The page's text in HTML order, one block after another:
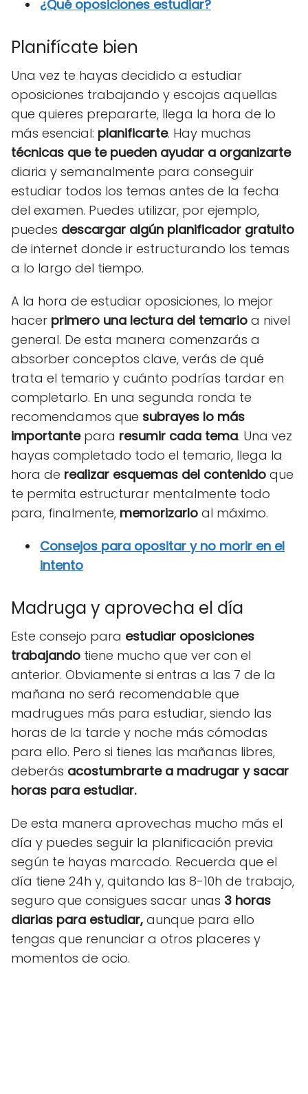
¿Qué oposiciones estudiar?
Planifícate bien
Una vez te hayas decidido a estudiar
oposiciones trabajando y escojas aquellas
que quieres prepararte, llega la hora de lo
más esencial: planificarte. Hay muchas
técnicas que te pueden ayudar a organizarte
diaria y semanalmente para conseguir
estudiar todos los temas antes de la fecha
del examen. Puedes utilizar, por ejemplo,
puedes descargar algún planificador gratuito
de internet donde ir estructurando los temas
a lo largo del tiempo.
A la hora de estudiar oposiciones, lo mejor
hacer primero una lectura del temario a nivel
general. De esta manera comenzarás a
absorber conceptos clave, verás de qué
trata el temario y cuánto podrías tardar en
completarlo. En una segunda ronda te
recomendamos que subrayes lo más
importante para resumir cada tema. Una vez
hayas completado todo el temario, llega la
hora de realizar esquemas del contenido que
te permita estructurar mentalmente todo
para, finalmente, memorizarlo al máximo.
Consejos para opositar y no morir en el
intento
Madruga y aprovecha el día
Este consejo para estudiar oposiciones
trabajando tiene mucho que ver con el
anterior. Obviamente si entras a las 7 de la
mañana no será recomendable que
madrugues más para estudiar, siendo las
horas de la tarde y noche más cómodas
para ello. Pero si tienes las mañanas libres,
deberás acostumbrarte a madrugar y sacar
horas para estudiar.
De esta manera aprovechas mucho más el
día y puedes seguir la planificación previa
según te hayas marcado. Recuerda que el
día tiene 24h y, quitando las 8-10h de trabajo,
seguro que consigues sacar unas 3 horas
diarias para estudiar, aunque para ello
tengas que renunciar a otros placeres y
momentos de ocio.